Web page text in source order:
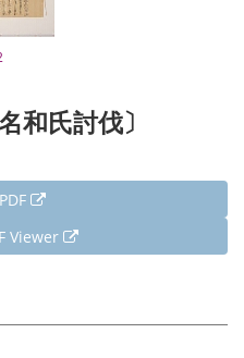
和氏討伐〕
Viewer